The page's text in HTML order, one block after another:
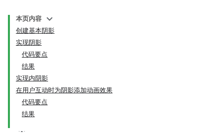
本页内容
创建基本阴影
实现阴影
代码要点
结果
实现内阴影
在用户互动时为阴影添加动画效果
代码要点
结果